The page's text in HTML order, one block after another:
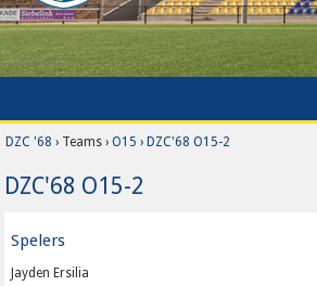
DZC '68 › Teams ›O15 › DZC'68 O15-2
DZC'68 O15-2
Spelers
Jayden Ersilia